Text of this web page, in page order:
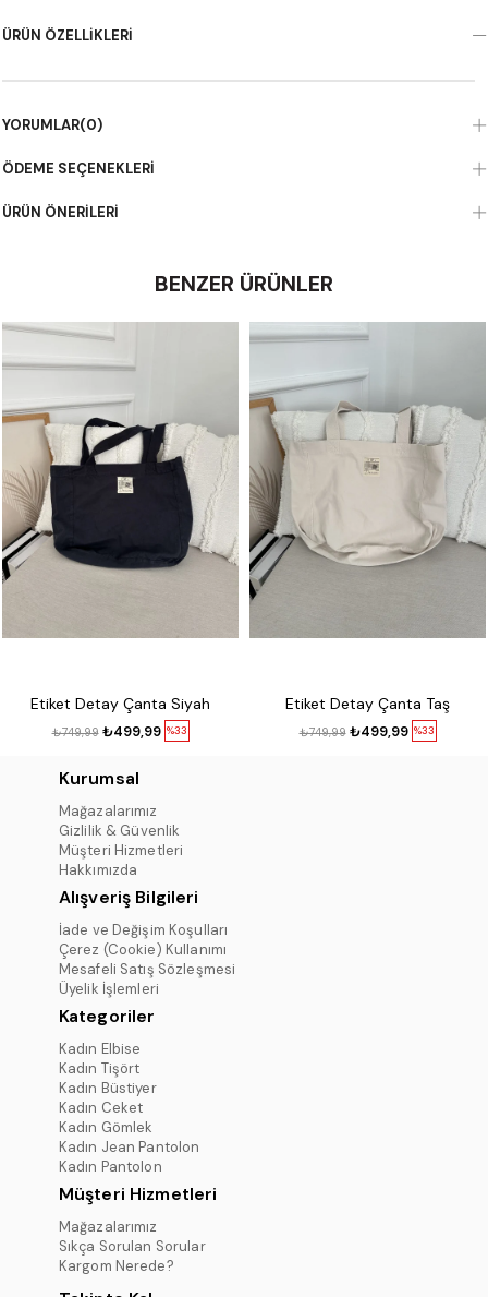
ÜRÜN ÖZELLIKLERI
YORUMLAR(0)
ÖDEME SEÇENEKLERI
ÜRÜN ÖNERILERI
BENZER ÜRÜNLER
Etiket Detay Çanta Siyah
%33
₺499,99
₺749,99
Etiket Detay Çanta Taş
%33
₺499,99
₺749,99
Kurumsal
Mağazalarımız
Gizlilik & Güvenlik
Müşteri Hizmetleri
Hakkımızda
Alışveriş Bilgileri
İade ve Değişim Koşulları
Çerez (Cookie) Kullanımı
Mesafeli Satış Sözleşmesi
Üyelik İşlemleri
Kategoriler
Kadın Elbise
Kadın Tişört
Kadın Büstiyer
Kadın Ceket
Kadın Gömlek
Kadın Jean Pantolon
Kadın Pantolon
Müşteri Hizmetleri
Mağazalarımız
Sıkça Sorulan Sorular
Kargom Nerede?